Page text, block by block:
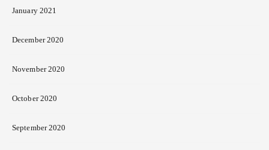
January 2021
December 2020
November 2020
October 2020
September 2020